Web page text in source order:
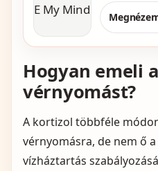
Hogyan emeli
vérnyomást?
A kortizol többféle
vérnyomásra, de nem ő a
vízháztartás